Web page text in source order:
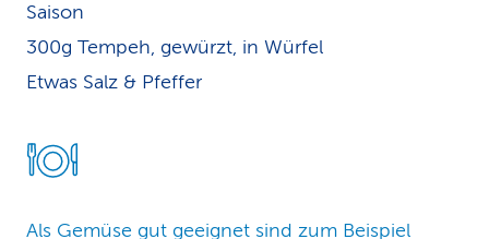
Saison
300g Tempeh, gewürzt, in Würfel
Etwas Salz & Pfeffer
Als Gemüse gut geeignet sind zum Beispiel